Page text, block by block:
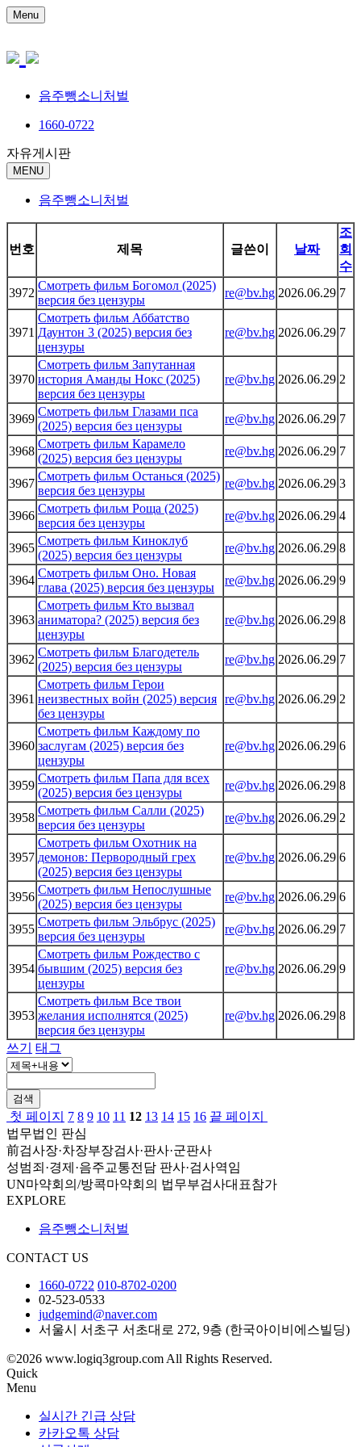
Menu
음주뺑소니처벌
1660-0722
자유게시판
MENU
음주뺑소니처벌
번호 제목 글쓴이 날짜
조
회
수
3972
Смотреть фильм Богомол (2025)
версия без цензуры
re@bv.hg 2026.06.29 7
3971
Смотреть фильм Аббатство
Даунтон 3 (2025) версия без
цензуры
re@bv.hg 2026.06.29 7
3970
Смотреть фильм Запутанная
история Аманды Нокс (2025)
версия без цензуры
re@bv.hg 2026.06.29 2
3969
Смотреть фильм Глазами пса
(2025) версия без цензуры
re@bv.hg 2026.06.29 7
3968
Смотреть фильм Карамело
(2025) версия без цензуры
re@bv.hg 2026.06.29 7
3967
Смотреть фильм Останься (2025)
версия без цензуры
re@bv.hg 2026.06.29 3
3966
Смотреть фильм Роща (2025)
версия без цензуры
re@bv.hg 2026.06.29 4
3965
Смотреть фильм Киноклуб
(2025) версия без цензуры
re@bv.hg 2026.06.29 8
3964
Смотреть фильм Оно. Новая
глава (2025) версия без цензуры
re@bv.hg 2026.06.29 9
3963
Смотреть фильм Кто вызвал
аниматора? (2025) версия без
цензуры
re@bv.hg 2026.06.29 8
3962
Смотреть фильм Благодетель
(2025) версия без цензуры
re@bv.hg 2026.06.29 7
3961
Смотреть фильм Герои
неизвестных войн (2025) версия
без цензуры
re@bv.hg 2026.06.29 2
3960
Смотреть фильм Каждому по
заслугам (2025) версия без
цензуры
re@bv.hg 2026.06.29 6
3959
Смотреть фильм Папа для всех
(2025) версия без цензуры
re@bv.hg 2026.06.29 8
3958
Смотреть фильм Салли (2025)
версия без цензуры
re@bv.hg 2026.06.29 2
3957
Смотреть фильм Охотник на
демонов: Первородный грех
(2025) версия без цензуры
re@bv.hg 2026.06.29 6
3956
Смотреть фильм Непослушные
(2025) версия без цензуры
re@bv.hg 2026.06.29 6
3955
Смотреть фильм Эльбрус (2025)
версия без цензуры
re@bv.hg 2026.06.29 7
3954
Смотреть фильм Рождество с
бывшим (2025) версия без
цензуры
re@bv.hg 2026.06.29 9
3953
Смотреть фильм Все твои
желания исполнятся (2025)
версия без цензуры
re@bv.hg 2026.06.29 8
쓰기 태그
검색
첫 페이지 7 8 9 10 11 12 13 14 15 16 끝 페이지
법무법인 판심
前검사장·차장부장검사·판사·군판사
성범죄·경제·음주교통전담 판사·검사역임
UN마약회의/방콕마약회의 법무부검사대표참가
EXPLORE
음주뺑소니처벌
CONTACT US
1660-0722 010-8702-0200
02-523-0533
judgemind@naver.com
서울시 서초구 서초대로 272, 9층 (한국아이비에스빌딩)
©2026 www.logiq3group.com All Rights Reserved.
Quick
Menu
실시간 긴급 상담
카카오톡 상담